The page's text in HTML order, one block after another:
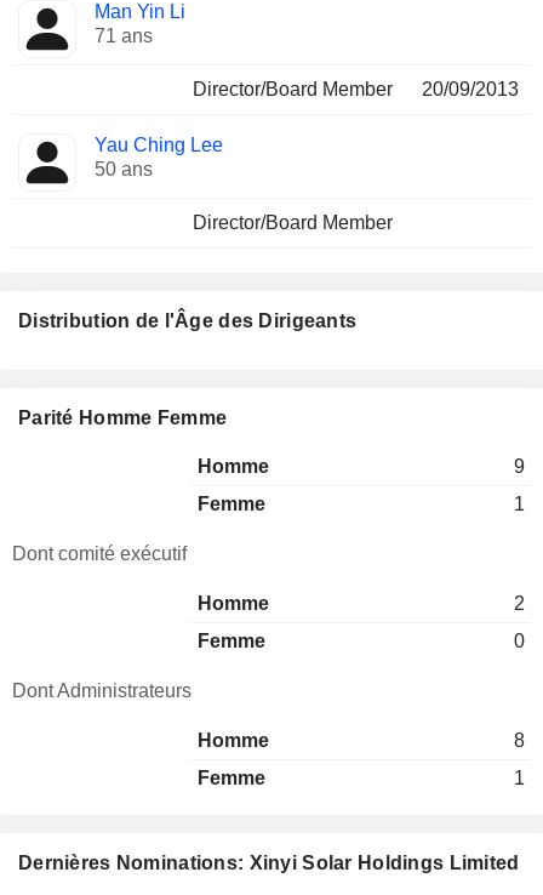
Man Yin Li
71 ans
Director/Board Member 20/09/2013
Yau Ching Lee
50 ans
Director/Board Member
Dernières Nominations: Xinyi Solar Holdings Limited
Distribution de l'Âge des Dirigeants
Parité Homme Femme
Homme
9
Femme
1
Dont comité exécutif
Homme
2
Femme
0
Dont Administrateurs
Homme
8
Femme
1